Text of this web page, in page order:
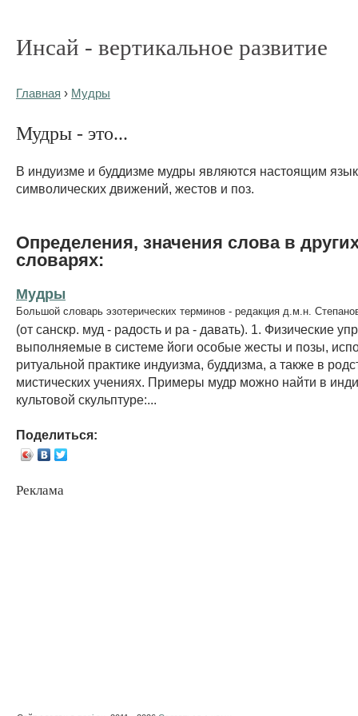
Инсай - вертикальное развитие
Главная › Мудры
Мудры - это...
В индуизме и буддизме мудры являются настоящим
символических движений, жестов и поз.
Определения, значения слова в
словарях:
Мудры
Большой словарь эзотерических терминов - редакция д.м.н.
(от санскр. муд - радость и ра - давать). 1. Физические
выполняемые в системе йоги особые жесты и позы,
ритуальной практике индуизма, буддизма, а также в
мистических учениях. Примеры мудр можно найти в
культовой скульптуре:...
Поделиться:
Реклама